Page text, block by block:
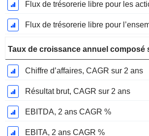
Taux de croissance annuel composé
Chiffre d’affaires, CAGR sur 2 ans
Résultat brut, CAGR sur 2 ans
EBITDA, 2 ans CAGR %
EBITA, 2 ans CAGR %